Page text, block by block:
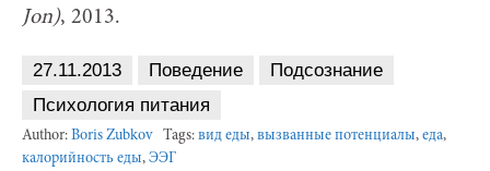
Jon), 2013.
27.11.2013 Поведение
Подсознание
Психология питания
Author: Boris Zubkov Tags: вид еды, вызванные потенциалы, еда,
калорийность еды, ЭЭГ